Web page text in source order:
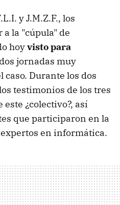
y J.M.Z.F., los
a la "cúpula" de
hoyvisto para
jornadas muy
caso. Durante los dos
testimonios de los tres
¿colectivo?, así
que participaron en la
en informática.